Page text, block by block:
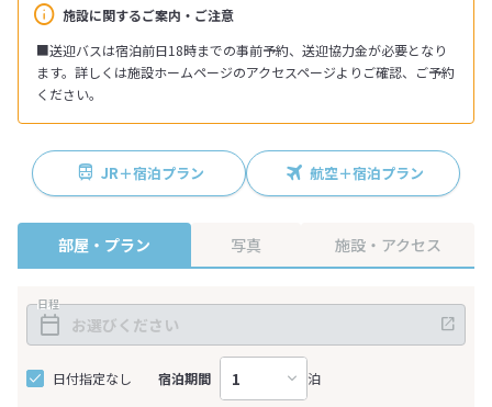
施設に関するご案内・ご注意
■送迎バスは宿泊前日18時までの事前予約、送迎協力金が必要となり
ます。詳しくは施設ホームページのアクセスページよりご確認、ご予約
ください。
JR＋宿泊プラン 航空＋宿泊プラン
部屋・プラン 写真 施設・アクセス
日程
日付指定なし 宿泊期間 泊